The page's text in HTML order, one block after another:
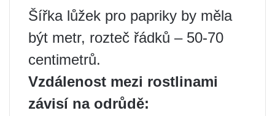
Šířka lůžek pro papriky by měla
být metr, rozteč řádků – 50-70
centimetrů.
Vzdálenost mezi rostlinami
závisí na odrůdě: